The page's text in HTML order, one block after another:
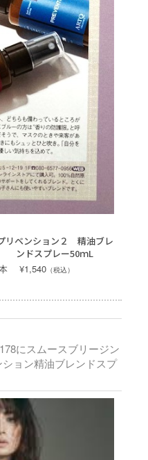
リベンション２ 精油ブレ
ンドスプレー50ｍL
¥1,540 （税込）
にスムースブリージン
ョン精油ブレンドスプ